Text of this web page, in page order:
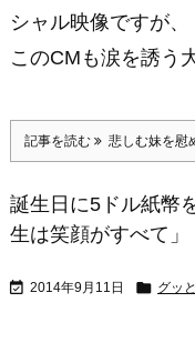
シャル映像ですが
このCMも涙を誘う
記事を読む 悲しむ妹を慰
誕生日に5ドル紙幣
生は笑顔がすべて」
 2014年9月11日  グッ